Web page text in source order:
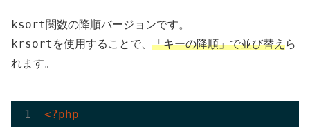
ksort関数の降順バージョンです。
krsort を使用することで、 「キーの降順」で並び替えら
れます。
<?php